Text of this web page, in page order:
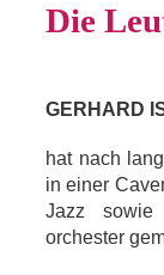
Die
GERHARD
hat nach
in einer
Jazz
orchester